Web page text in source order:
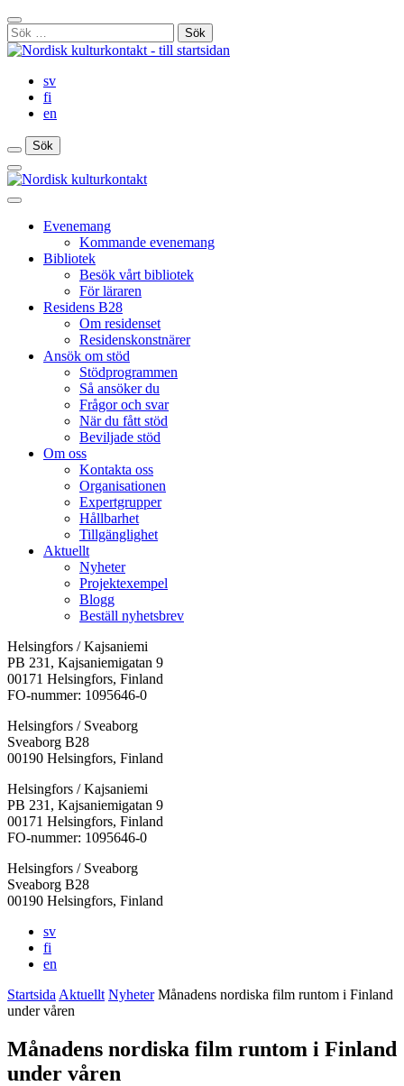
Gå
till
innehåll
Stäng
sökfält
Sök
efter:
sv
fi
en
Sök
Sök
Sök
Huvudmeny
Stäng
huvudmenyn
Evenemang
Kommande evenemang
Bibliotek
Besök vårt bibliotek
För läraren
Residens B28
Om residenset
Residenskonstnärer
Ansök om stöd
Stödprogrammen
Så ansöker du
Frågor och svar
När du fått stöd
Beviljade stöd
Om oss
Kontakta oss
Organisationen
Expertgrupper
Hållbarhet
Tillgänglighet
Aktuellt
Nyheter
Projektexempel
Blogg
Beställ nyhetsbrev
Helsingfors / Kajsaniemi
PB 231, Kajsaniemigatan 9
00171 Helsingfors, Finland
FO-nummer: 1095646-0
Helsingfors / Sveaborg
Sveaborg B28
00190 Helsingfors, Finland
Facebook:
Öppnas
i
en
flik
Instagram:
Öppnas
i
en
flik
TikTok:
Öppnas
i
en
flik
Youtube:
Öppnas
i
en
flik
Vimeo:
Öppnas
i
en
flik
Helsingfors / Kajsaniemi
PB 231, Kajsaniemigatan 9
00171 Helsingfors, Finland
FO-nummer: 1095646-0
Helsingfors / Sveaborg
Sveaborg B28
00190 Helsingfors, Finland
sv
fi
en
Startsida Aktuellt Nyheter Månadens nordiska film runtom i Finland
under våren
Månadens nordiska film runtom i Finland
under våren